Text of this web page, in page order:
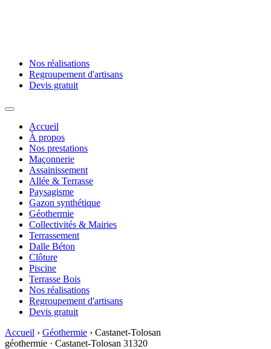
Nos réalisations
Regroupement d'artisans
Devis gratuit
Accueil
À propos
Nos prestations
Maçonnerie
Assainissement
Allée & Terrasse
Paysagisme
Gazon synthétique
Géothermie
Collectivités & Mairies
Terrassement
Dalle Béton
Clôture
Piscine
Terrasse Bois
Nos réalisations
Regroupement d'artisans
Devis gratuit
Accueil › Géothermie › Castanet-Tolosan
géothermie · Castanet-Tolosan 31320